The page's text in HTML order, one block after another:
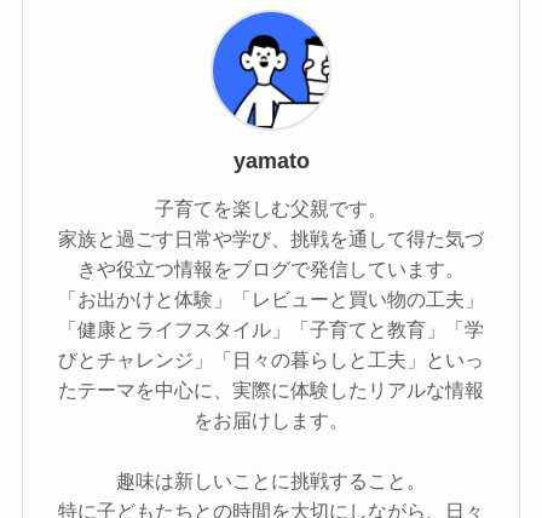
yamato
子育てを楽しむ父親です。
家族と過ごす日常や学び、挑戦を通して得た気づ
きや役立つ情報をブログで発信しています。
「お出かけと体験」「レビューと買い物の工夫」
「健康とライフスタイル」「子育てと教育」「学
びとチャレンジ」「日々の暮らしと工夫」といっ
たテーマを中心に、実際に体験したリアルな情報
をお届けします。
趣味は新しいことに挑戦すること。
特に子どもたちとの時間を大切にしながら、日々